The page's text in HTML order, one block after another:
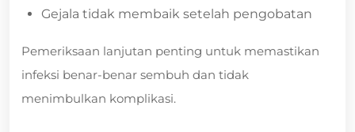
Gejala tidak membaik setelah pengobatan
Pemeriksaan lanjutan penting untuk memastikan
infeksi benar-benar sembuh dan tidak
menimbulkan komplikasi.